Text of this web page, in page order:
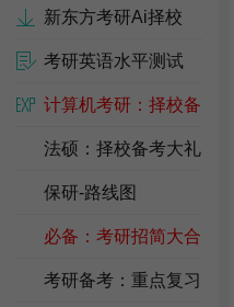
新东方考研Ai择校
考研英语水平测试
计算机考研：择校备
考包
法硕：择校备考大礼
包
保研-路线图
必备：考研招简大合
集
考研备考：重点复习